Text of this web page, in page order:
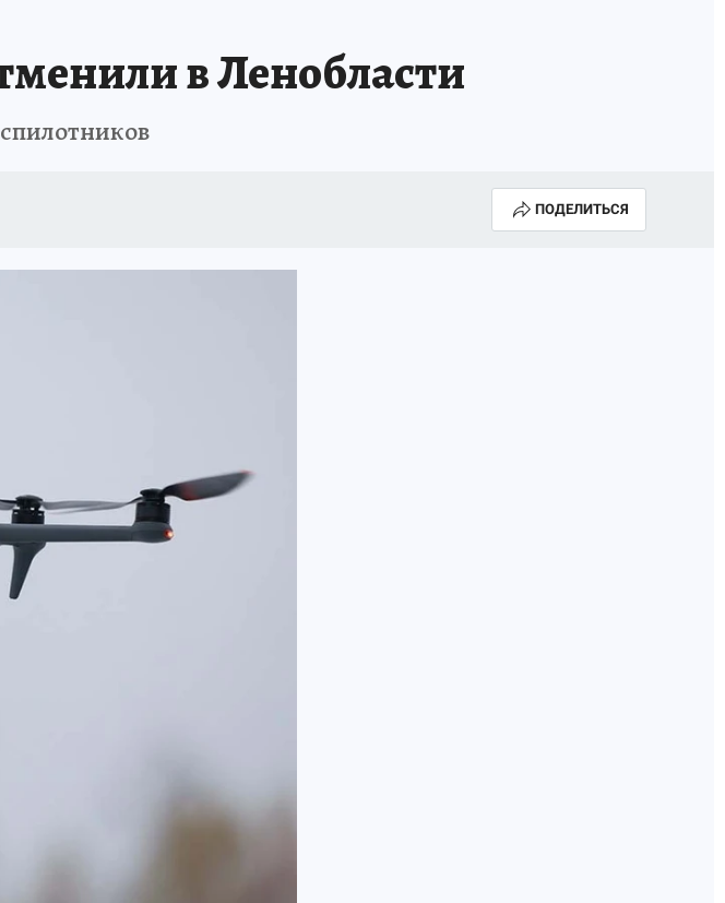
в Ленобласти
ПОДЕЛИТЬСЯ